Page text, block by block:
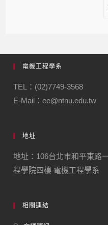
電機工程學系
TEL：(02)7749-3568
E-Mail：ee@ntnu.edu.tw
地址
地址：106台北市和平東路
程學院四樓 電機工程學系
相關連結